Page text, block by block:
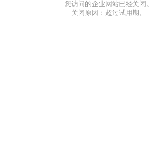
您访问的企业网站已经关闭。
关闭原因：超过试用期。